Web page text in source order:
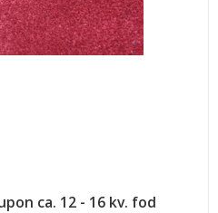
ca. 12 - 16 kv. fod